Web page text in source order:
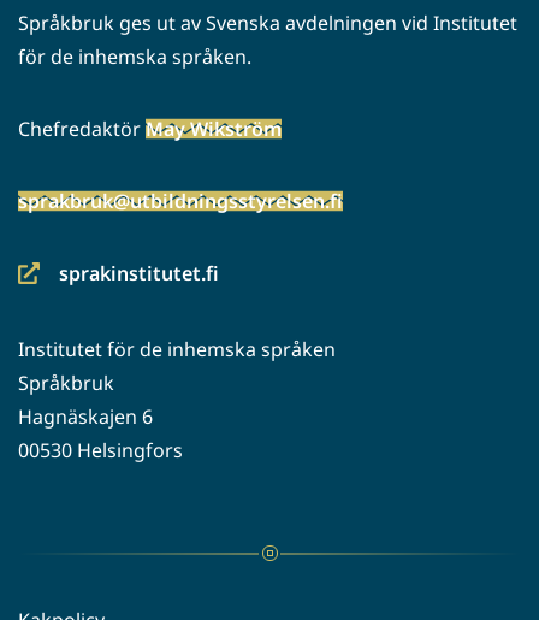
Språkbruk ges ut av Svenska avdelningen vid Institutet
för de inhemska språken.
ChefredaktörMay Wikström
sprakbruk@utbildningsstyrelsen.fi
sprakinstitutet.fi
(siirryt
palveluun)
Institutet för de inhemska språken
Språkbruk
Hagnäskajen 6
00530 Helsingfors